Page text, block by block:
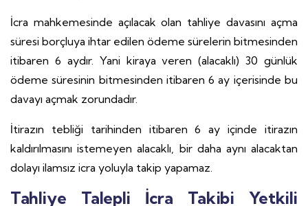
İcra mahkemesinde açılacak olan tahliye davasını açma
süresi borçluya ihtar edilen ödeme sürelerin bitmesinden
itibaren 6 aydır. Yani kiraya veren (alacaklı) 30 günlük
ödeme süresinin bitmesinden itibaren 6 ay içerisinde bu
davayı açmak zorundadır.
İtirazın tebliği tarihinden itibaren 6 ay içinde itirazın
kaldırılmasını istemeyen alacaklı, bir daha aynı alacaktan
dolayı ilamsız icra yoluyla takip yapamaz.
Tahliye Talepli İcra Takibi Yetkili